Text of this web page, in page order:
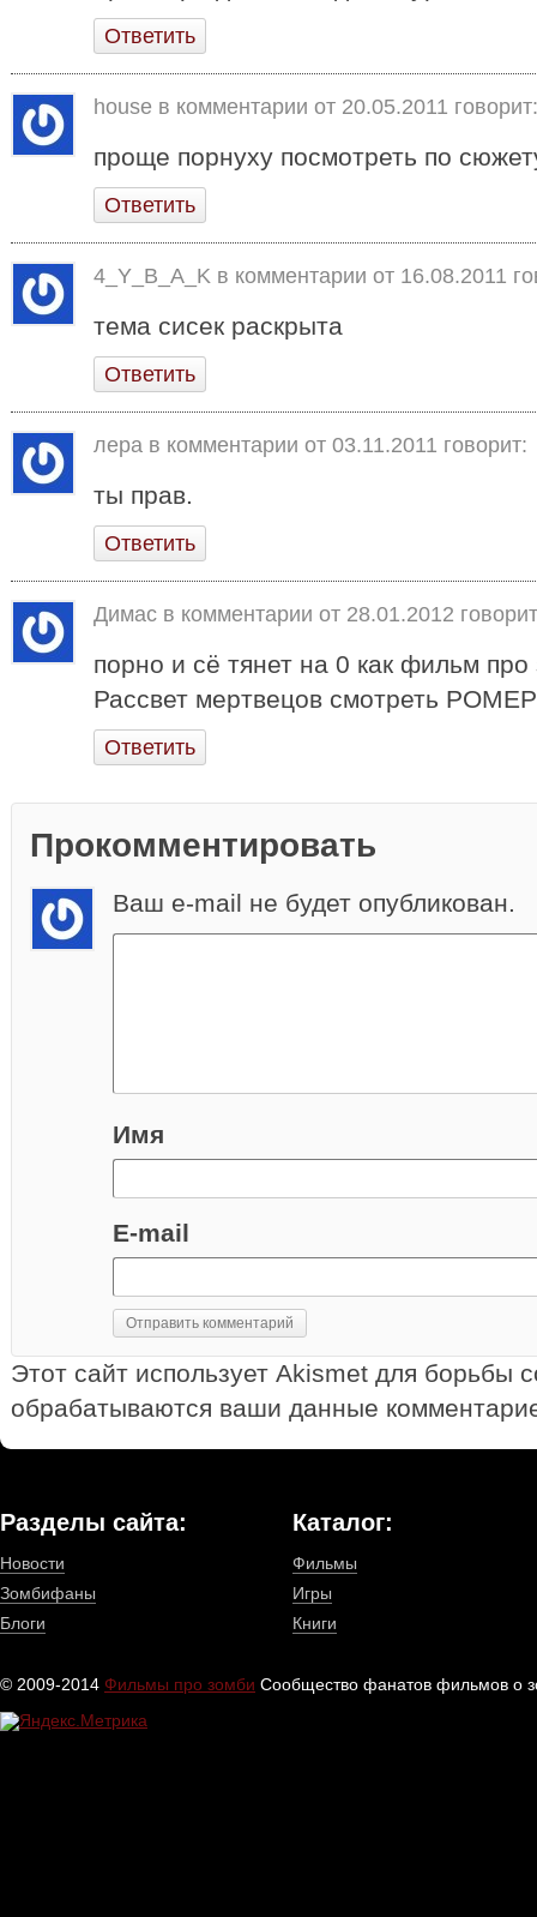
Ответить
house в комментарии от 20.05.2011 говорит:
проще порнуху посмотреть по
Ответить
4_Y_B_A_K в комментарии от 16.08.2011
тема сисек раскрыта
Ответить
лера в комментарии от 03.11.2011 говорит:
ты прав.
Ответить
Димас в комментарии от 28.01.2012
порно и сё тянет на 0 как фильм
Рассвет мертвецов смотреть
Ответить
Прокомментировать
Ваш e-mail не будет опубликован.
Имя
E-mail
Этот сайт использует Akismet для борьбы
обрабатываются ваши данные
Разделы сайта:
Новости
Зомбифаны
Блоги
Каталог:
Фильмы
Игры
Книги
© 2009-2014 Фильмы про зомби Сообщество фанатов фильмов о